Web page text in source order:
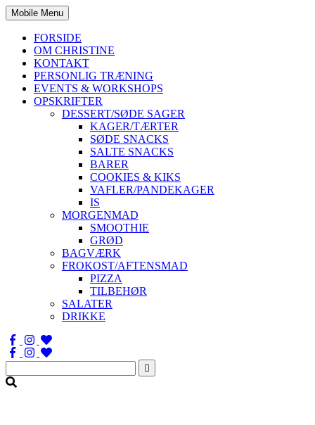
Mobile Menu
FORSIDE
OM CHRISTINE
KONTAKT
PERSONLIG TRÆNING
EVENTS & WORKSHOPS
OPSKRIFTER
DESSERT/SØDE SAGER
KAGER/TÆRTER
SØDE SNACKS
SALTE SNACKS
BARER
COOKIES & KIKS
VAFLER/PANDEKAGER
IS
MORGENMAD
SMOOTHIE
GRØD
BAGVÆRK
FROKOST/AFTENSMAD
PIZZA
TILBEHØR
SALATER
DRIKKE
Søg
efter: